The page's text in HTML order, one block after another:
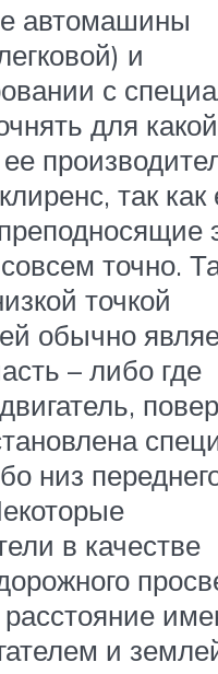
автомашины
и
с
для
так как
точно.
точкой
обычно
– либо где
низ
в качестве
и